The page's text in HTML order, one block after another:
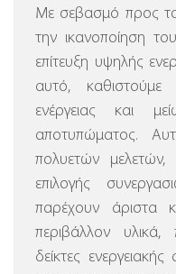
Με σεβασμό προς
την ικανοποίηση
επίτευξη υψηλής
αυτό, καθιστούμε
ενέργειας και
αποτυπώματος.
πολυετών μελετών,
επιλογής
παρέχουν άριστα
περιβάλλον
δείκτες